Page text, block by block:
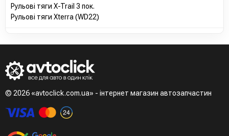
Рульові тяги X-Trail 3 пок.
Рульові тяги Xterra (WD22)
© 2026 «avtoclick.com.ua» - інтернет магазин автозапчастин